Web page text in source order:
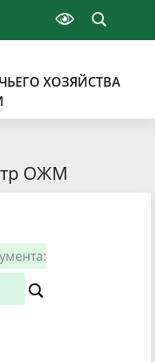
ХОЗЯЙСТВА
ОЖМ